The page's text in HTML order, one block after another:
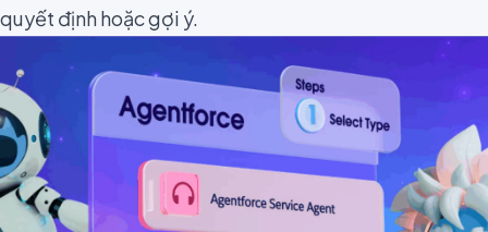
quyết định hoặc gợi ý.